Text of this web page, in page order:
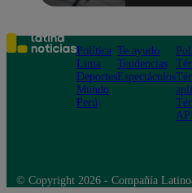
según IGP
Política
Lima
Deportes
Mundo
Perú
Te ayudo
Tendencias
Espectáculos
© Copyright 2026 - Compañía